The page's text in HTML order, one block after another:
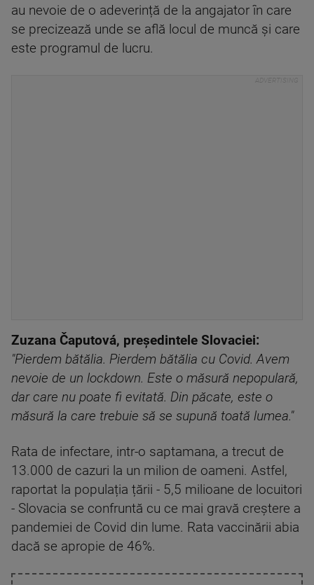
au nevoie de o adeverință de la angajator în care
se precizează unde se află locul de muncă și care
este programul de lucru.
Zuzana Čaputová, preşedintele Slovaciei:
"Pierdem bătălia. Pierdem bătălia cu Covid. Avem
nevoie de un lockdown. Este o măsură nepopulară,
dar care nu poate fi evitată. Din păcate, este o
măsură la care trebuie să se supună toată lumea."
Rata de infectare, intr-o saptamana, a trecut de
13.000 de cazuri la un milion de oameni. Astfel,
raportat la populația țării - 5,5 milioane de locuitori
- Slovacia se confruntă cu ce mai gravă creștere a
pandemiei de Covid din lume. Rata vaccinării abia
dacă se apropie de 46%.